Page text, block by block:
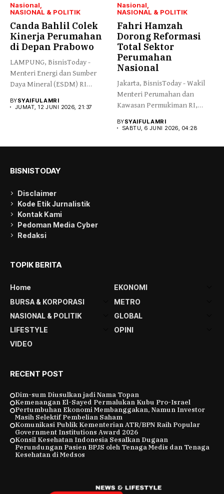
Nasional
NASIONAL & POLITIK
Canda Bahlil Colek
Kinerja Perumahan
di Depan Prabowo
LAMPUNG, BisnisToday -
Menteri Energi dan Sumber
Daya Mineral (ESDM) RI
BYSYAIFUL AMRI
JUMAT, 12 JUNI 2026, 21:37
Nasional
NASIONAL & POLITIK
Fahri Hamzah
Dorong Reformasi
Total Sektor
Perumahan
Nasional
Jakarta, BisnisToday - Wakil
Menteri Perumahan dan
Kawasan Permukiman RI,
BYSYAIFUL AMRI
SABTU, 6 JUNI 2026, 04:28
BISNISTODAY
Disclaimer
Kode Etik Jurnalistik
Kontak Kami
Pedoman Media Cyber
Redaksi
TOPIK BERITA
Home
EKONOMI
BURSA & KORPORASI
METRO
NASIONAL & POLITIK
GLOBAL
LIFESTYLE
OPINI
VIDEO
RECENT POST
Dim-sum Diusulkan jadi Nama Topan
Kemenangan El-Sayed Permalukan Kubu Pro-Israel
Pertumbuhan Ekonomi Membanggakan, Namun Investor
Masih Selektif Pembelian Saham
Komunikasi Publik Kementerian ATR/BPN Raih Popular
Government Institutions Award 2026
Konsil Kesehatan Indonesia Sesalkan Dugaan
Perundungan Pasien BPJS oleh Tenaga Medis dan Tenaga
Kesehatan di Medsos